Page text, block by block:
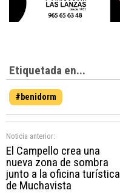
Etiquetada en...
#benidorm
Noticia anterior:
El Campello crea una
nueva zona de sombra
junto a la oficina turística
de Muchavista